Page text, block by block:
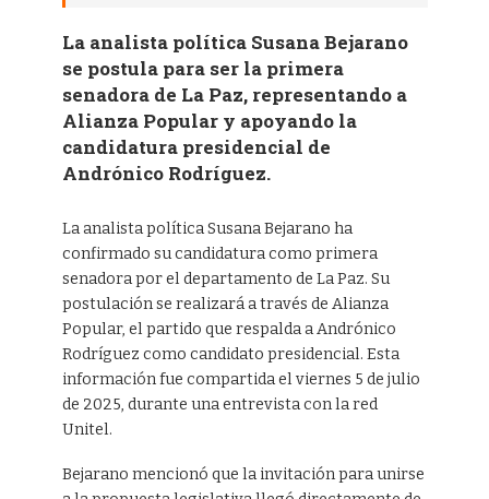
La analista política Susana Bejarano
se postula para ser la primera
senadora de La Paz, representando a
Alianza Popular y apoyando la
candidatura presidencial de
Andrónico Rodríguez.
La analista política Susana Bejarano ha
confirmado su candidatura como primera
senadora por el departamento de La Paz. Su
postulación se realizará a través de Alianza
Popular, el partido que respalda a Andrónico
Rodríguez como candidato presidencial. Esta
información fue compartida el viernes 5 de julio
de 2025, durante una entrevista con la red
Unitel.
Bejarano mencionó que la invitación para unirse